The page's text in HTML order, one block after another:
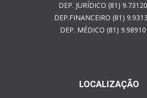
DEP. JURÍDICO (81)
DEP.FINANCEIRO (81)
DEP. MÉDICO (81)
LOCALIZAÇÃO